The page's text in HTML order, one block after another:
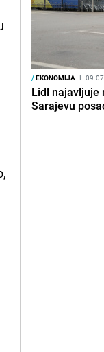
/EKONOMIJA I
Lidl najavljuje
Sarajevu